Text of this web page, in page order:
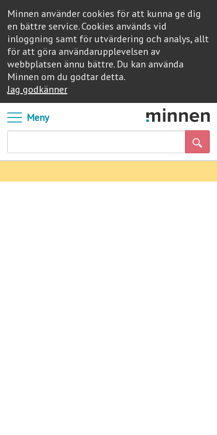
Minnen använder cookies för att kunna ge dig
en bättre service. Cookies används vid
inloggning samt för utvärdering och analys, allt
för att göra användarupplevelsen av
webbplatsen ännu bättre. Du kan använda
Minnen om du godtar detta.
Jag godkänner
Meny